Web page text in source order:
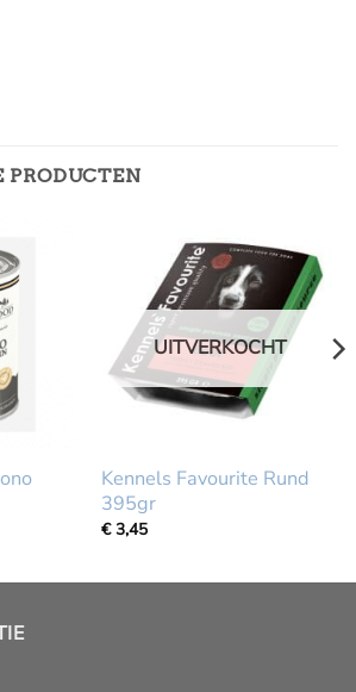
PRODUCTEN
UITVERKOCHT
Kennels Favourite Rund
395gr
€3,45